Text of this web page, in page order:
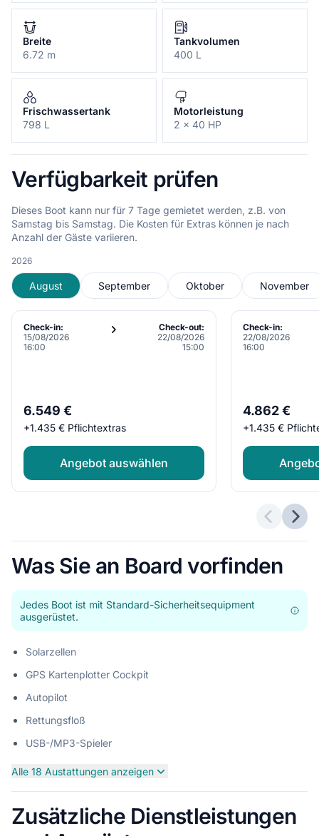
Breite
6.72 m
Tankvolumen
400 L
Frischwassertank
798 L
Motorleistung
2 x 40 HP
Verfügbarkeit prüfen
Dieses Boot kann nur für 7 Tage gemietet werden, z.B. von
Samstag bis Samstag. Die Kosten für Extras können je nach
Anzahl der Gäste variieren.
2026
August September Oktober November
Check-in:
15/08/2026
16:00
Check-out:
22/08/2026
15:00
6.549 €
+1.435 € Pflichtextras
Angebot auswählen
Check-in:
22/08/2026
16:00
4.862 €
+1.435 €
Was Sie an Board vorfinden
Jedes Boot ist mit Standard-Sicherheitsequipment
ausgerüstet.
Solarzellen
GPS Kartenplotter Cockpit
Autopilot
Rettungsfloß
USB-/MP3-Spieler
Alle 18 Austattungen anzeigen
Zusätzliche Dienstleistungen